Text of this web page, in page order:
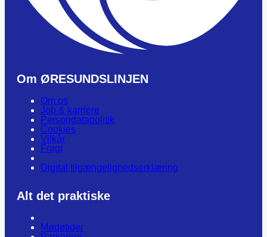
Om ØRESUNDSLINJEN
Om os
Job & karriere
Persondatapolitik
Cookies
Vilkår
Fragt
Digital tilgængelighedserklæring
Alt det praktiske
Mødetider